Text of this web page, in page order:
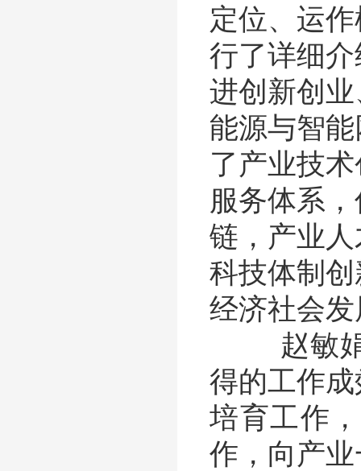
定位、运
行了详细
进创新创
能源与智
了产业技
服务体系
链，产业
科技体制
经济社会
赵敏娟
得的工作
培育工作
作，向产